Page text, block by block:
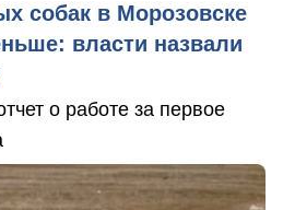
собак в Морозовске
власти назвали
о работе за первое